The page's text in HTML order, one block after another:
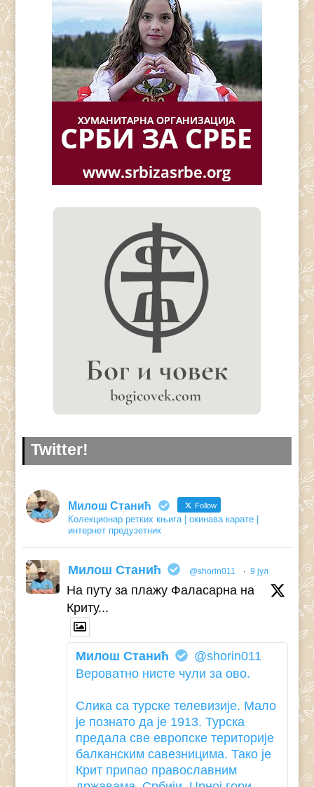
Twitter!
Милош Станић Follow
Колекционар ретких књига | окинава карате |
интернет предузетник
Милош Станић @shorin011 · 9 јул
На путу за плажу Фаласарна на
Криту...
Милош Станић
@shorin011
Вероватно нисте чули за ово.
Слика са турске телевизије. Мало
је познато да је 1913. Турска
предала све европске територије
балканским савезницима. Тако је
Крит припао православним